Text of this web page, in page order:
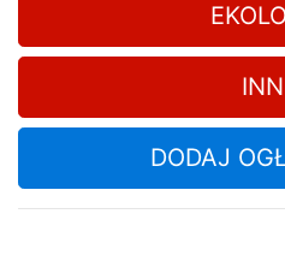
DODAJ